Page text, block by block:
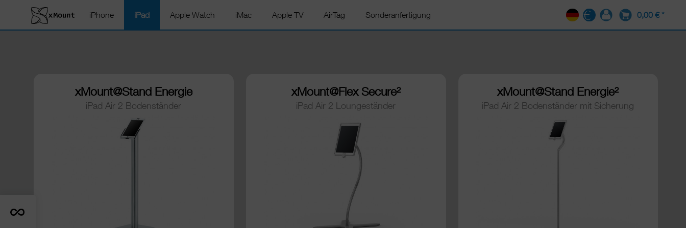
iPhone iPad Apple Watch iMac Apple TV AirTag Sonderanfertigung DE 0,00 € *
xMount@Stand Energie
iPad Air 2 Bodenständer
xMount@Flex Secure²
iPad Air 2 Loungeständer
xMount@Stand Energie²
iPad Air 2 Bodenständer mit Sicherung